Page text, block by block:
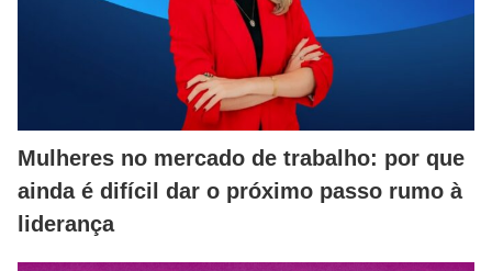
Mulheres no mercado de trabalho: por que
ainda é difícil dar o próximo passo rumo à
liderança